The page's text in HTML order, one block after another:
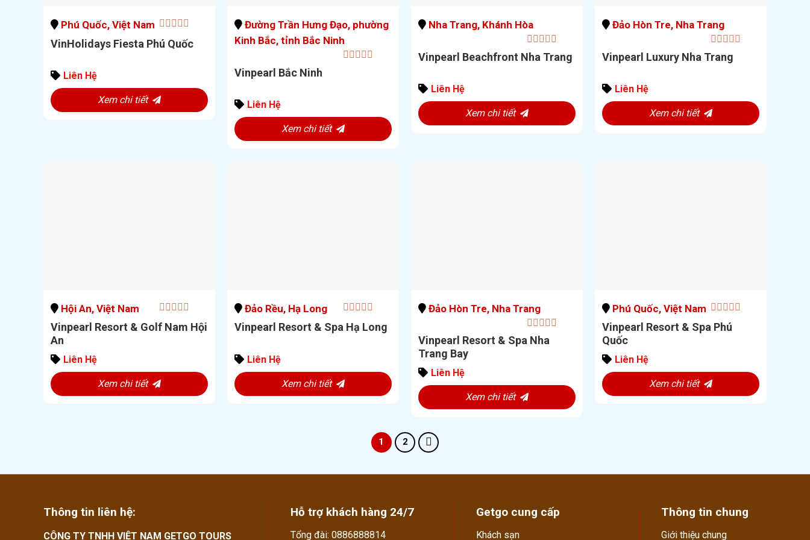
Phú Quốc, Việt Nam
0
out
VinHolidays Fiesta Phú Quốc
Liên Hệ
Xem chi tiết
Đường Trần Hưng Đạo, phường
Kinh Bắc, tỉnh Bắc Ninh
Vinpearl Bắc Ninh
Liên Hệ
Xem chi tiết
Nha Trang, Khánh Hòa
0
out
Vinpearl Beachfront Nha Trang
Liên Hệ
Xem chi tiết
Đảo Hòn Tre, Nha Trang
0
out
Vinpearl Luxury Nha Trang
Liên Hệ
Xem chi tiết
Hội An, Việt Nam
0
out
Vinpearl Resort & Golf Nam Hội
An
Liên Hệ
Xem chi tiết
Đảo Rều, Hạ Long
0
out
Vinpearl Resort & Spa Hạ Long
Liên Hệ
Xem chi tiết
Đảo Hòn Tre, Nha Trang
0
out
Vinpearl Resort & Spa Nha
Trang Bay
Liên Hệ
Xem chi tiết
Phú Quốc, Việt Nam
0
out
Vinpearl Resort & Spa Phú
Quốc
Liên Hệ
Xem chi tiết
1 2
Thông tin liên hệ:
CÔNG TY TNHH VIỆT NAM GETGO TOURS
Hỗ trợ khách hàng 24/7
Tổng đài: 0886888814
Getgo cung cấp
Khách sạn
Thông tin chung
Giới thiệu chung